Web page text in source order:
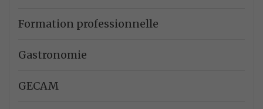
Formation professionnelle
Gastronomie
GECAM